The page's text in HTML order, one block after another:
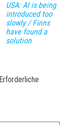
USA: AI is being
introduced too
slowly / Finns
have found a
solution
Erforderliche